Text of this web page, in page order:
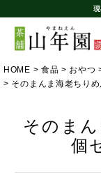
HOME 食品 おやつ
そのまんま海老ちり
そのま
個